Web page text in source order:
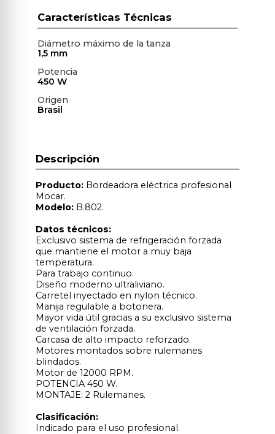
Diámetro máximo de la tanza
1,5 mm
Potencia
450 W
Origen
Brasil
Descripción
Producto:Bordeadora eléctrica profesional
Mocar.
Modelo:B.802.
Datos técnicos:
Exclusivo sistema de refrigeración forzada
que mantiene el motor a muy baja
temperatura.
Para trabajo continuo.
Diseño moderno ultraliviano.
Carretel inyectado en nylon técnico.
Manija regulable a botonera.
Mayor vida útil gracias a su exclusivo sistema
de ventilación forzada.
Carcasa de alto impacto reforzado.
Motores montados sobre rulemanes
blindados.
Motor de 12000 RPM.
POTENCIA 450 W.
MONTAJE: 2 Rulemanes.
Clasificación:
Indicado para el uso profesional.